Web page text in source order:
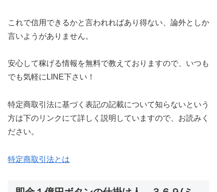
これで信用できるかと言われればあり得ない、論外としか
言いようがありません。
安心して稼げる情報を無料で教えておりますので、いつも
でも気軽にLINE下さい！
特定商取引法に基づく表記の記載について知らないという
方は下のリンクにて詳しく説明していますので、お読みく
ださい。
特定商取引法とは